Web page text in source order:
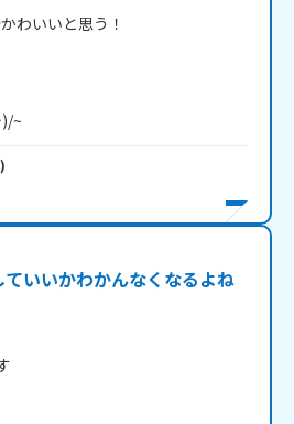
わいいと思う！
~
)
ていいかわかんなくなるよね